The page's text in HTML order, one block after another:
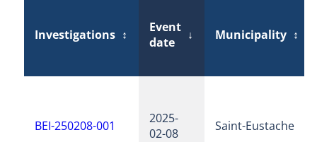
Investigations ↕
Event
date
↓ Municipality ↕
BEI-250208-001
2025-
02-08
Saint-Eustache